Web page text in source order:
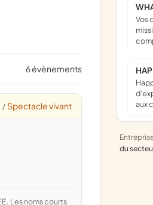
6 évènements
/ Spectacle vivant
Vos outils numériques au service de votre
Happï Scop est une coopérative
aux
du